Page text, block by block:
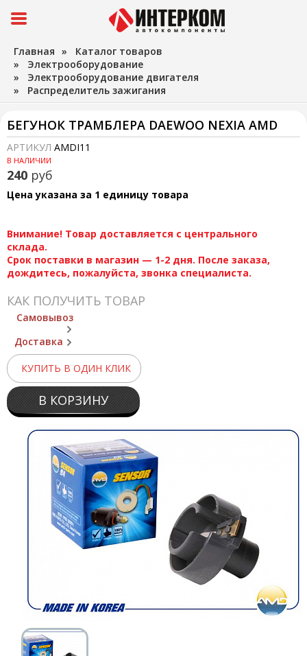
Главная » Каталог товаров
» Электрооборудование
» Электрооборудование двигателя
» Распределитель зажигания
БЕГУНОК ТРАМБЛЕРА DAEWOO NEXIA AMD
АРТИКУЛ AMDI11
В НАЛИЧИИ
240 руб
Цена указана за 1 единицу товара
Внимание! Товар доставляется с центрального
склада.
Срок поставки в магазин — 1-2 дня. После заказа,
дождитесь, пожалуйста, звонка специалиста.
КАК ПОЛУЧИТЬ ТОВАР
Самовывоз
Доставка
КУПИТЬ В ОДИН КЛИК
В КОРЗИНУ